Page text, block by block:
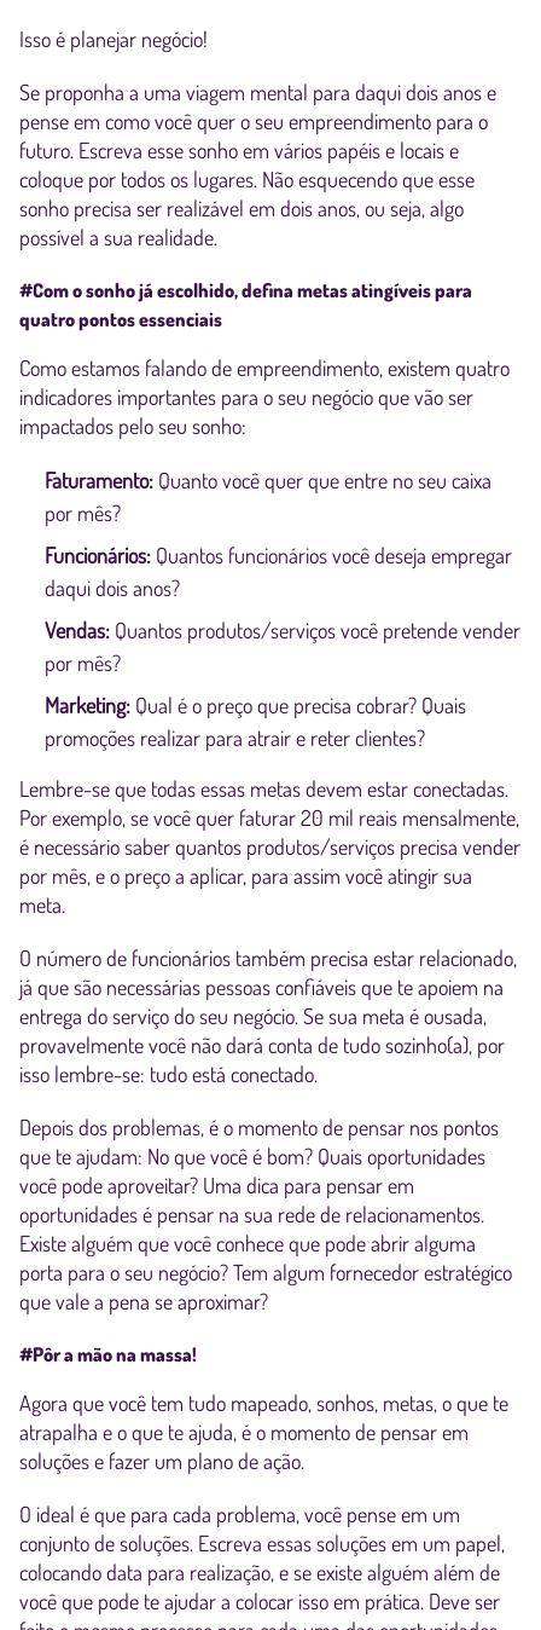
Isso é planejar negócio!
Se proponha a uma viagem mental para daqui dois anos e
pense em como você quer o seu empreendimento para o
futuro. Escreva esse sonho em vários papéis e locais e
coloque por todos os lugares. Não esquecendo que esse
sonho precisa ser realizável em dois anos, ou seja, algo
possível a sua realidade.
#Com o sonho já escolhido, defina metas atingíveis para
quatro pontos essenciais
Como estamos falando de empreendimento, existem quatro
indicadores importantes para o seu negócio que vão ser
impactados pelo seu sonho:
Faturamento: Quanto você quer que entre no seu caixa
por mês?
Funcionários: Quantos funcionários você deseja empregar
daqui dois anos?
Vendas: Quantos produtos/serviços você pretende vender
por mês?
Marketing: Qual é o preço que precisa cobrar? Quais
promoções realizar para atrair e reter clientes?
Lembre-se que todas essas metas devem estar conectadas.
Por exemplo, se você quer faturar 20 mil reais mensalmente,
é necessário saber quantos produtos/serviços precisa vender
por mês, e o preço a aplicar, para assim você atingir sua
meta.
O número de funcionários também precisa estar relacionado,
já que são necessárias pessoas confiáveis que te apoiem na
entrega do serviço do seu negócio. Se sua meta é ousada,
provavelmente você não dará conta de tudo sozinho(a), por
isso lembre-se: tudo está conectado.
Depois dos problemas, é o momento de pensar nos pontos
que te ajudam: No que você é bom? Quais oportunidades
você pode aproveitar? Uma dica para pensar em
oportunidades é pensar na sua rede de relacionamentos.
Existe alguém que você conhece que pode abrir alguma
porta para o seu negócio? Tem algum fornecedor estratégico
que vale a pena se aproximar?
#Pôr a mão na massa!
Agora que você tem tudo mapeado, sonhos, metas, o que te
atrapalha e o que te ajuda, é o momento de pensar em
soluções e fazer um plano de ação.
O ideal é que para cada problema, você pense em um
conjunto de soluções. Escreva essas soluções em um papel,
colocando data para realização, e se existe alguém além de
você que pode te ajudar a colocar isso em prática. Deve ser